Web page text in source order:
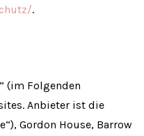
.
(im Folgenden
Anbieter ist die
Gordon House, Barrow